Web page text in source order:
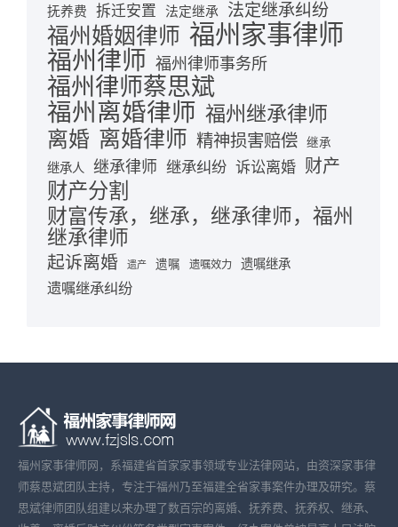
抚养费 拆迁安置 法定继承 法定继承纠纷
福州婚姻律师 福州家事律师
福州律师 福州律师事务所
福州律师蔡思斌
福州离婚律师 福州继承律师
离婚 离婚律师 精神损害赔偿 继承
继承人 继承律师 继承纠纷 诉讼离婚 财产
财产分割
财富传承，继承，继承律师，福州
继承律师
起诉离婚 遗产 遗嘱 遗嘱效力 遗嘱继承
遗嘱继承纠纷
福州家事律师网，系福建省首家家事领域专业法律网站，由资深家事律
师蔡思斌团队主持，专注于福州乃至福建全省家事案件办理及研究。蔡
思斌律师团队组建以来办理了数百宗的离婚、抚养费、抚养权、继承、